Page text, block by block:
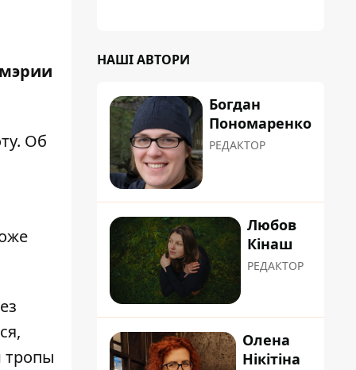
Об
тропы
НАШІ АВТОРИ
Богдан
Пономаренко
РЕДАКТОР
Любов
Кінаш
РЕДАКТОР
Олена
Нікітіна